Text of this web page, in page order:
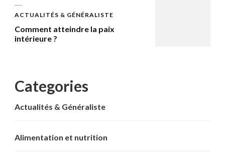
ACTUALITÉS & GÉNÉRALISTE
Comment atteindre la paix
intérieure ?
Categories
Actualités & Généraliste
Alimentation et nutrition